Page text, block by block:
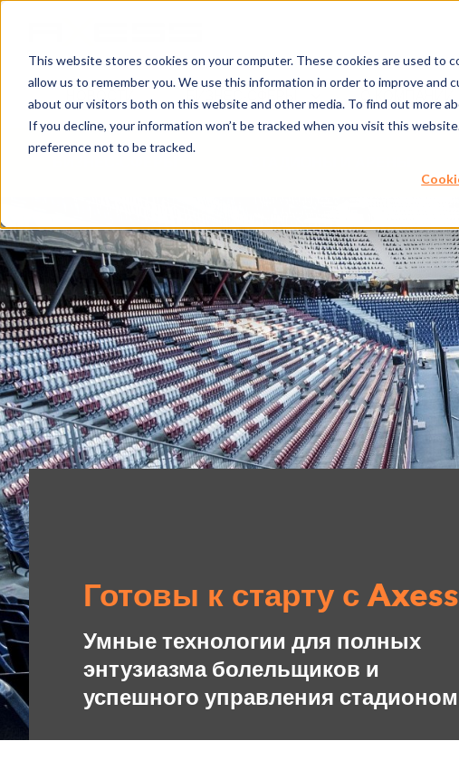
This website stores cookies on your computer. These cookies are used
allow us to remember you. We use this information in order to improve and
about our visitors both on this website and other media. To find out more
If you decline, your information won’t be tracked when you visit this
preference not to be tracked.
НОВОСТИ БИЗНЕС-СФЕРЫ О КОМПАНИИ
Готовы к старту с Axess
Умные технологии для полных
энтузиазма болельщиков и
успешного управления стадионом